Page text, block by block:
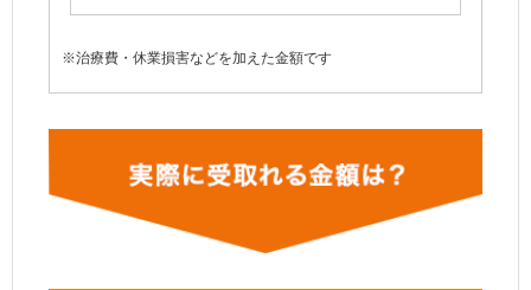
※治療費・休業損害などを加えた金額です